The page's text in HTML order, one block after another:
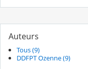
Auteurs
Tous (9)
DDFPT Ozenne (9)